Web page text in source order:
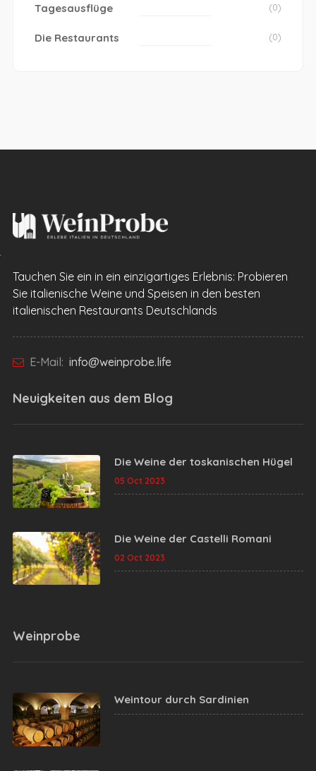
Tagesausflüge (0)
Die Restaurants (0)
Tauchen Sie ein in ein einzigartiges Erlebnis: Probieren
Sie italienische Weine und Speisen in den besten
italienischen Restaurants Deutschlands
E-Mail: info@weinprobe.life
Neuigkeiten aus dem Blog
Die Weine der toskanischen Hügel
05 Oct 2023
Die Weine der Castelli Romani
02 Oct 2023
Weinprobe
Weintour durch Sardinien